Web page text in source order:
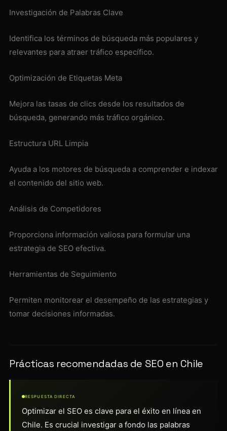
Investigación de Palabras Clave
Identifica los términos de búsqueda más populares y
relevantes para atraer tráfico específico.
Optimización de Etiquetas Meta
Mejora las tasas de clics desde los resultados de
búsqueda, generando más tráfico orgánico.
Estructura URL Limpia
Ayuda a los motores de búsqueda a comprender e indexar
el contenido del sitio web.
Análisis de Competidores
Proporciona información valiosa para formular una
estrategia de SEO efectiva.
Herramientas de Seguimiento
Permiten monitorear el desempeño de las estrategias y
tomar decisiones informadas.
Prácticas recomendadas de SEO en Chile
RESPUESTA DIRECTA
Optimizar el SEO es clave para el éxito en línea en
Chile. Es crucial investigar a fondo las palabras